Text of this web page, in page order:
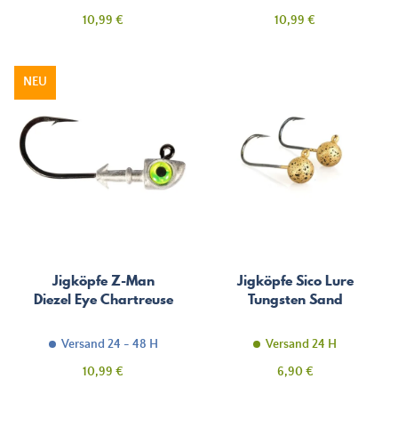
Preis
10,99 €
Preis
10,99 €
Jigköpfe Z-Man
Diezel Eye Chartreuse
Versand 24 - 48 H
Preis
10,99 €
NEU
Jigköpfe Sico Lure
Tungsten Sand
Versand 24 H
Preis
6,90 €